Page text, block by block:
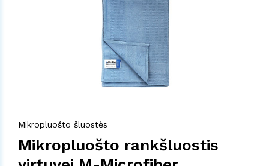
Mikropluošto šluostės
Mikropluošto rankšluostis